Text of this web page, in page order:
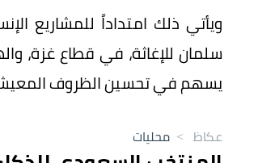
ويأتي ذلك امتداداً للمشاريع
سلمان للإغاثة، في قطاع غزة،
يسهم في تحسين الظروف
عكاظ > محليات